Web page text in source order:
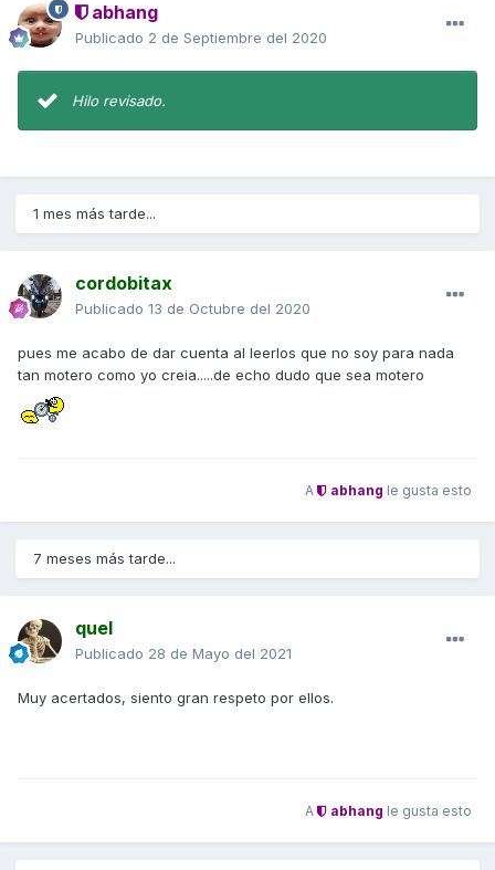
abhang
Publicado 2 de Septiembre del 2020
Hilo revisado.
1 mes más tarde...
cordobitax
Publicado 13 de Octubre del 2020
pues me acabo de dar cuenta al leerlos que no soy para nada
tan motero como yo creia.....de echo dudo que sea motero
A abhang le gusta esto
7 meses más tarde...
quel
Publicado 28 de Mayo del 2021
Muy acertados, siento gran respeto por ellos.
A abhang le gusta esto